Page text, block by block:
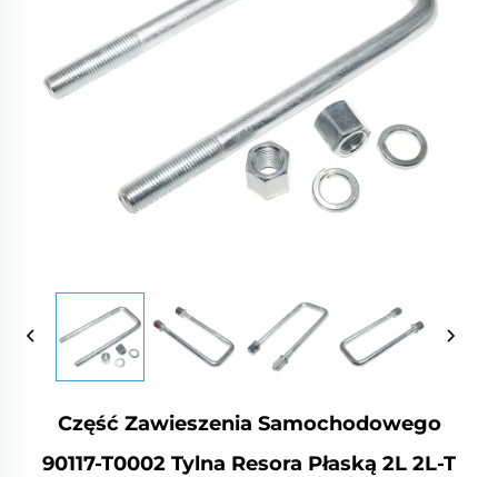
Część Zawieszenia Samochodowego
90117-T0002 Tylna Resora Płaską 2L 2L-T